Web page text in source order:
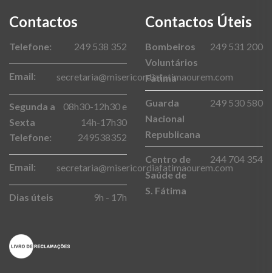
Contactos
Telefone: 249 538 352
Email: secretaria@misericordiafatimaourem.com
Segunda a
Sexta
08h30-12h30 e
14h-17h30
Telefone:
249538352
Email: secretaria@misericordiafatimaourem.com
Dias úteis 9h - 17h
Contactos Úteis
Bombeiros
Voluntários
Fátima
249 531 200
Guarda
Nacional
Republicana
249 530 580
Centro de
Saúde de
S. Fátima
244 704 354